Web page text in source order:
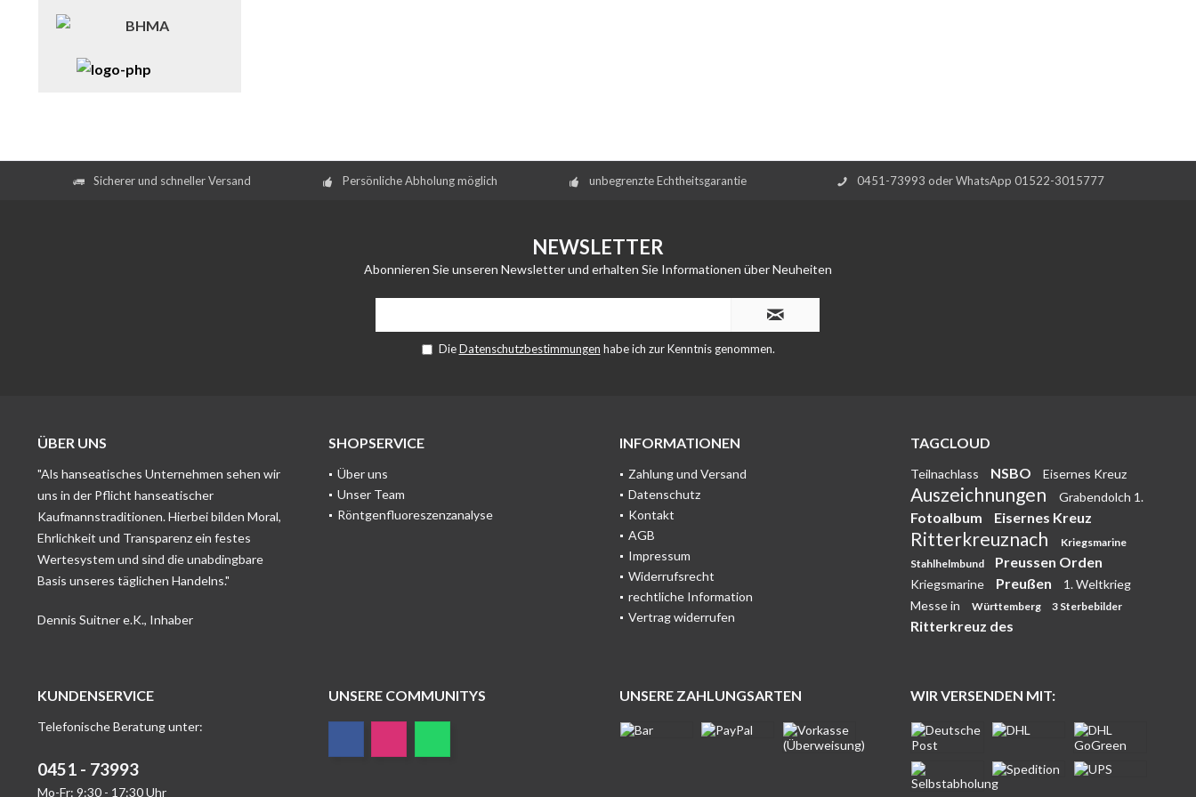
Sicherer und schneller Versand Persönliche Abholung möglich unbegrenzte Echtheitsgarantie 0451-73993 oder WhatsApp 01522-3015777
NEWSLETTER
Abonnieren Sie unseren Newsletter und erhalten Sie Informationen über Neuheiten
DieDatenschutzbestimmungen habe ich zur Kenntnis genommen.
ÜBER UNS
"Als hanseatisches Unternehmen sehen wir
uns in der Pflicht hanseatischer
Kaufmannstraditionen. Hierbei bilden Moral,
Ehrlichkeit und Transparenz ein festes
Wertesystem und sind die unabdingbare
Basis unseres täglichen Handelns."
Dennis Suitner e.K., Inhaber
SHOPSERVICE
Über uns
Unser Team
Röntgenfluoreszenzanalyse
INFORMATIONEN
Zahlung und Versand
Datenschutz
Kontakt
AGB
Impressum
Widerrufsrecht
rechtliche Information
Vertrag widerrufen
TAGCLOUD
Teilnachlass NSBO Eisernes Kreuz
Auszeichnungen Grabendolch 1.
Fotoalbum Eisernes Kreuz
Ritterkreuznach
Kriegsmarine
Stahlhelmbund
Preussen Orden
Kriegsmarine Preußen
1. Weltkrieg
Messe in
Württemberg 3 Sterbebilder
Ritterkreuz des
KUNDENSERVICE
Telefonische Beratung unter:
0451 - 73993
Mo-Fr: 9:30 - 17:30 Uhr
UNSERE COMMUNITYS UNSERE ZAHLUNGSARTEN WIR VERSENDEN MIT: